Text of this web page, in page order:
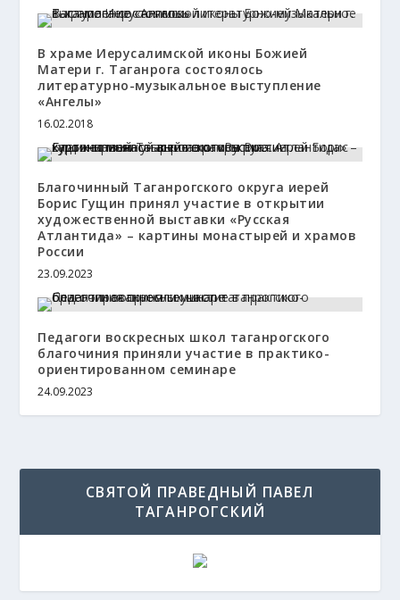
В храме Иерусалимской иконы Божией
Матери г. Таганрога состоялось
литературно-музыкальное выступление
«Ангелы»
16.02.2018
Благочинный Таганрогского округа иерей
Борис Гущин принял участие в открытии
художественной выставки «Русская
Атлантида» – картины монастырей и храмов
России
23.09.2023
Педагоги воскресных школ таганрогского
благочиния приняли участие в практико-
ориентированном семинаре
24.09.2023
СВЯТОЙ ПРАВЕДНЫЙ ПАВЕЛ
ТАГАНРОГСКИЙ